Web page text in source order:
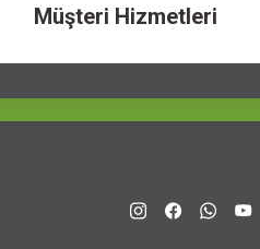
Müşteri Hizmetleri